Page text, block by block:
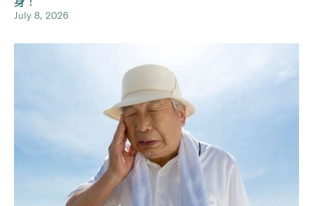
July 8, 2026